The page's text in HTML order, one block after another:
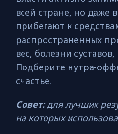
всей стране, но даже
прибегают к
распространенных
вес, болезни
Подберите нутра-
счастье.
Совет:для лучших
на которых